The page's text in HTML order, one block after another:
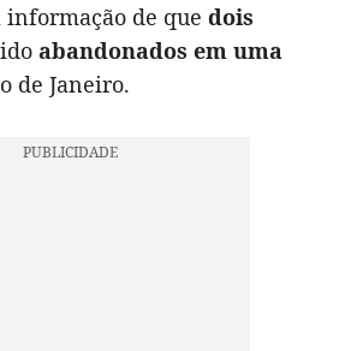
informação de que dois
abandonados em uma
de Janeiro.